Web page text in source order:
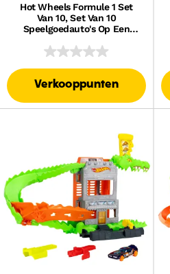
Hot Wheels Formule 1 Set
Van 10, Set Van 10
Speelgoedauto's Op Een
F1 Racing Team
Verkooppunten